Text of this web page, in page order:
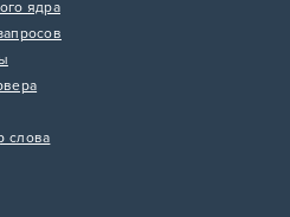
ядра
слова